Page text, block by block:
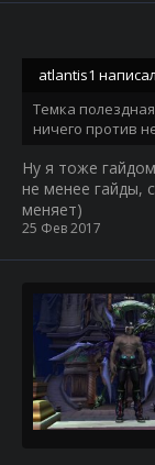
atlantis1
Темка
ничего против
Ну я тоже
не менее гайды,
меняет)
25 Фев 2017